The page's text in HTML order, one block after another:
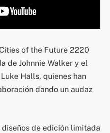
of the Future 2220
de Johnnie Walker y el
Halls, quienes han
dando un audaz
de edición limitada